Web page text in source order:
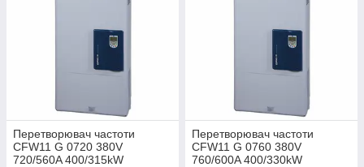
Перетворювач частоти
CFW11 G 0720 380V
720/560A 400/315kW
Перетворювач частоти
CFW11 G 0760 380V
760/600A 400/330kW